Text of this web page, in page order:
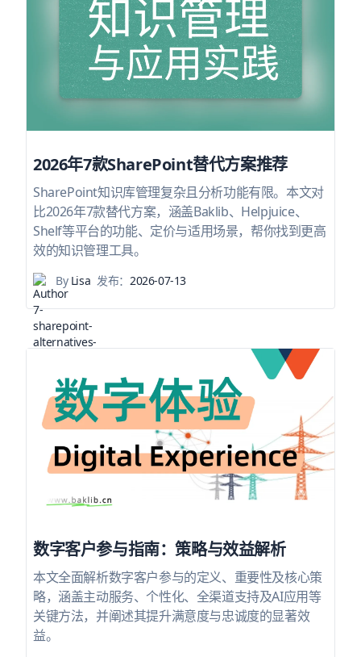
2026年7款SharePoint替代方案推荐
SharePoint知识库管理复杂且分析功能有限。本文对
比2026年7款替代方案，涵盖Baklib、Helpjuice、
Shelf等平台的功能、定价与适用场景，帮你找到更高
效的知识管理工具。
ByLisa 发布：2026-07-13
数字客户参与指南：策略与效益解析
本文全面解析数字客户参与的定义、重要性及核心策
略，涵盖主动服务、个性化、全渠道支持及AI应用等
关键方法，并阐述其提升满意度与忠诚度的显著效
益。